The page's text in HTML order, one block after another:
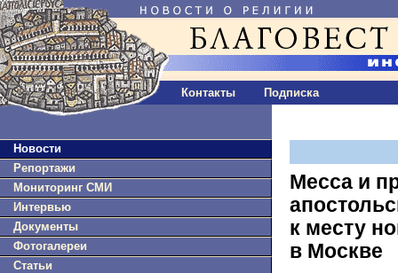
Контакты Подписка
Новости
Репортажи
Мониторинг СМИ
Интервью
Документы
Фотогалереи
Статьи
Месса и
к месту
в Москве